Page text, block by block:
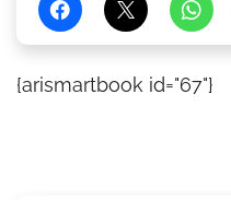
{arismartbook id="67"}